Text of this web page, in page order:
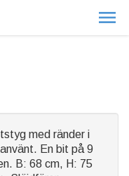
med ränder i
En bit på 9
B: 68 cm, H: 75